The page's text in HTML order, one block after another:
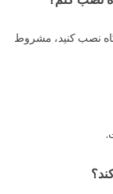
نصب کنید، مشروط